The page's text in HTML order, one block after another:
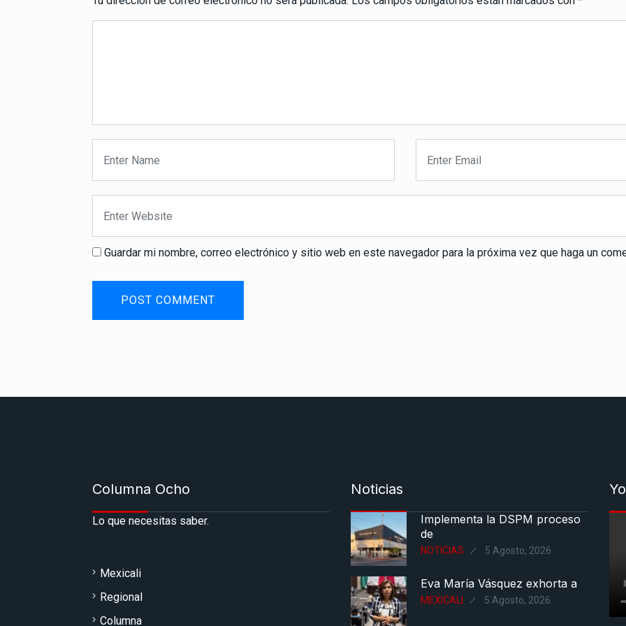
Guardar mi nombre, correo electrónico y sitio web en este navegador para la próxima vez que haga un
Columna Ocho
Lo que necesitas saber.
Mexicali
Regional
Columna
Noticias
Implementa la DSPM proceso
de
NOTICIAS 5 Agosto, 2026
Eva María Vásquez exhorta a
MEXICALI 5 Agosto, 2026